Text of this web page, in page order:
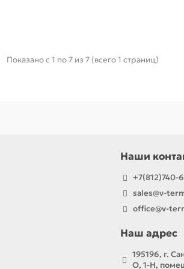
Показано с 1 по 7 из 7 (всего 1 страниц)
Наши
+7(812)740-
sales@v-
office@v-
Наш адрес
195196, г.
О, 1-Н,